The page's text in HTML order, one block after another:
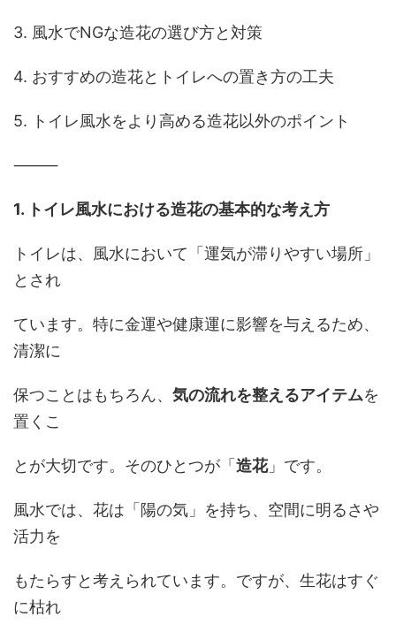
3. 風水でNGな造花の選び方と対策
4. おすすめの造花とトイレへの置き方の工夫
5. トイレ風水をより高める造花以外のポイント
⸻
1. トイレ風水における造花の基本的な考え方
トイレは、風水において「運気が滞りやすい場所」
とされ
ています。特に金運や健康運に影響を与えるため、
清潔に
保つことはもちろん、 気の流れを整えるアイテムを
置くこ
とが大切です。そのひとつが「造花」です。
風水では、花は「陽の気」を持ち、空間に明るさや
活力を
もたらすと考えられています。ですが、生花はすぐ
に枯れ